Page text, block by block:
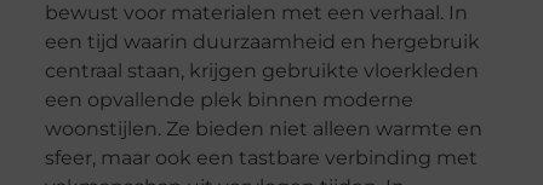
bewust voor materialen met een verhaal. In
een tijd waarin duurzaamheid en hergebruik
centraal staan, krijgen gebruikte vloerkleden
een opvallende plek binnen moderne
woonstijlen. Ze bieden niet alleen warmte en
sfeer, maar ook een tastbare verbinding met